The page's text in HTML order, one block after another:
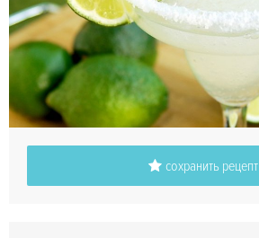
сохранить рецепт